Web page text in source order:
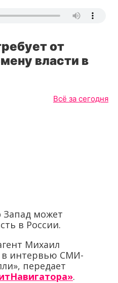
от
власти в
Всё за сегодня
Запад может
в России.
Михаил
в интервью СМИ-
передает
.